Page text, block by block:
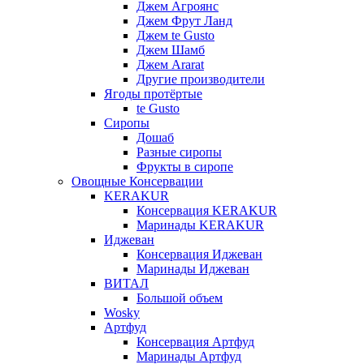
Джем Агроянс
Джем Фрут Ланд
Джем te Gusto
Джем Шамб
Джем Ararat
Другие производители
Ягоды протёртые
te Gusto
Сиропы
Дошаб
Разные сиропы
Фрукты в сиропе
Овощные Консервации
KERAKUR
Консервация KERAKUR
Маринады KERAKUR
Иджеван
Консервация Иджеван
Маринады Иджеван
ВИТАЛ
Большой объем
Wosky
Артфуд
Консервация Артфуд
Маринады Артфуд